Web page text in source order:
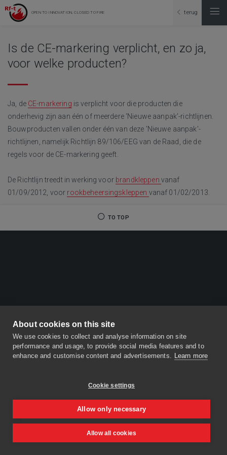
About cookies on this site
We use cookies to collect and analyse information on site
performance and usage, to provide social media features and to
enhance and customise content and advertisements. Learn more
Cookie settings
Allow only necessary
Allow all cookies
OPEN TO INNOVATION, CLOSED TO FIRE terug
Is de CE-markering verplicht, en zo ja,
voor welke producten?
Ja, de CE-markering is verplicht voor die producten die
onderhevig zijn aan één of meerdere 'Nieuwe aanpak'-richtlijnen.
Bouwproducten vallen onder één van deze 'Nieuwe aanpak'-
richtlijnen, namelijk Richtlijn 89/106/EEG van de Raad, die de
regels voor de CE-markering geeft.
De Richtlijn treedt in werking voor brandkleppen vanaf
01/09/2012, voor rookbeheersingskleppen vanaf 01/02/2013.
TO TOP